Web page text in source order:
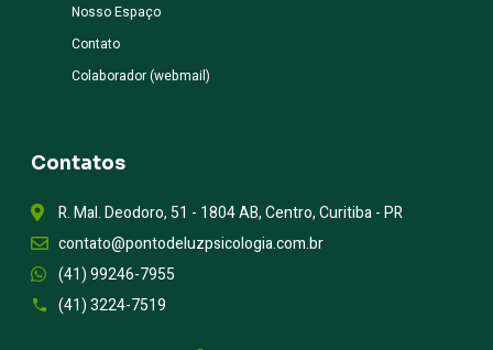
Nosso Espaço
Contato
Colaborador (webmail)
Contatos
R. Mal. Deodoro, 51 - 1804 AB, Centro, Curitiba - PR
contato@pontodeluzpsicologia.com.br
(41) 99246-7955
(41) 3224-7519